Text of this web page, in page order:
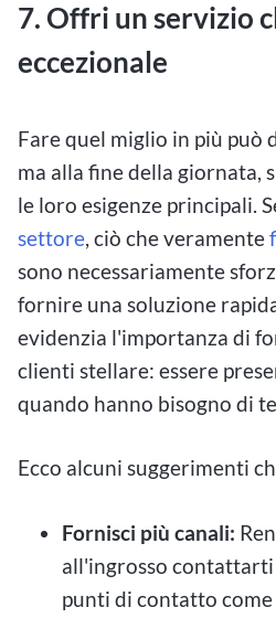
7. Offri un servizio
eccezionale
Fare quel miglio in più può
ma alla fine della giornata,
le loro esigenze principali.
settore , ciò che veramente
sono necessariamente
fornire una soluzione
evidenzia l'importanza di
clienti stellare: essere
quando hanno bisogno di te.
Ecco alcuni suggerimenti
Fornisci più canali:
all'ingrosso
punti di contatto